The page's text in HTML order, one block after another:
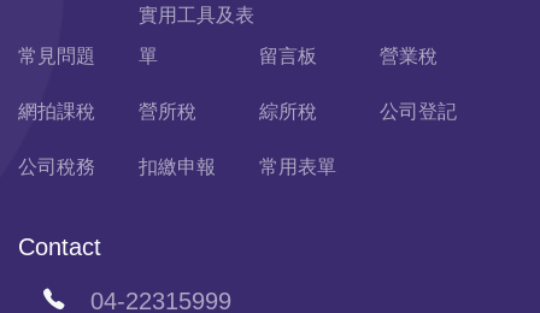
常見問題
實用工具及表
單
留言板 營業稅
網拍課稅 營所稅 綜所稅 公司登記
公司稅務 扣繳申報 常用表單
Contact
04-22315999